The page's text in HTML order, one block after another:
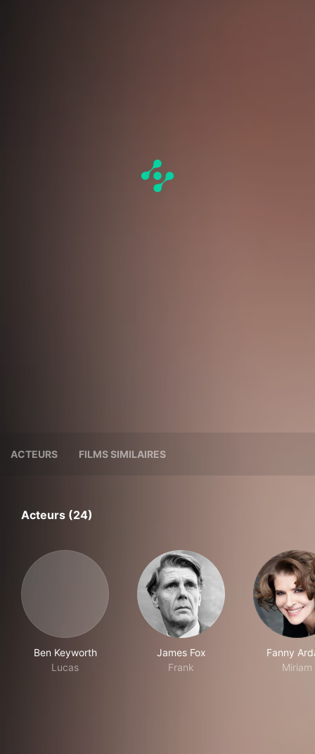
ACTEURS FILMS SIMILAIRES
Acteurs (24)
Ben Keyworth
Lucas
James Fox
Frank
Fanny
Miriam